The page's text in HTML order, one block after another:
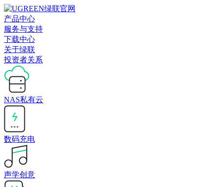
产品中心
服务与支持
下载中心
关于绿联
投资者关系
NAS私有云
数码充电
声学创意